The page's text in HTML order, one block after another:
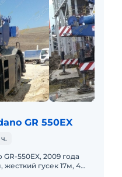
GR 550EX
550EX, 2009 года
жесткий гусек 17м, 4